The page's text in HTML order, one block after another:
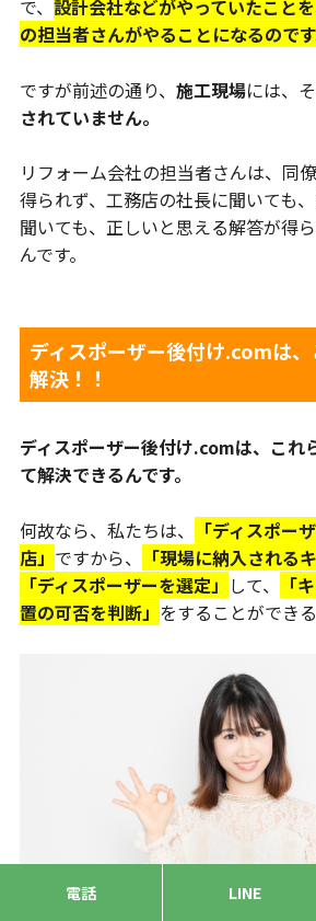
で、 設計会社などがやっていたこと
の担当者さんがやることになるのです
ですが前述の通り、 施工現場には、
されていません。
リフォーム会社の担当者さんは、同
得られず、工務店の社長に聞いても
聞いても、正しいと思える解答が得
んです。
ディスポーザー後付け.comは
解決！！
ディスポーザー後付け.comは、これ
て解決できるんです。
何故なら、私たちは、
「ディスポー
店」 ですから、 「現場に納入される
「ディスポーザーを選定」 して、
「
置の可否を判断」 をすることができ
電話 LINE